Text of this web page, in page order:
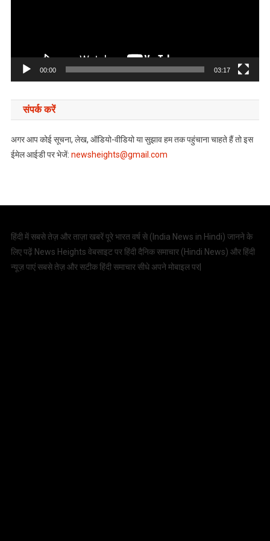
00:00 03:17
संपर्क करें
अगर आप कोई सूचना, लेख, ऑडियो-वीडियो या सुझाव हम तक पहुंचाना चाहते हैं तो इस
ईमेल आईडी पर भेजें: newsheights@gmail.com
हिंदी में सबसे तेज़ और ताज़ा खबरें पूरे भारत वर्ष से ( India News in Hindi) जानने के
लिए पढ़ें News Heights वेबसाइट पर हिंदी दैनिक समाचार (Hindi News) और हिंदी
न्यूज़ पाएं सबसे तेज़ और सटीक हिंदी समाचार सीधे अपने मोबाइल पर|